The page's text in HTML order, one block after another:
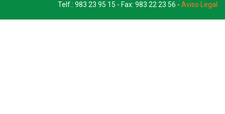
Telf.: 983 23 95 15 - Fax: 983 22 23 56 - Aviso Legal